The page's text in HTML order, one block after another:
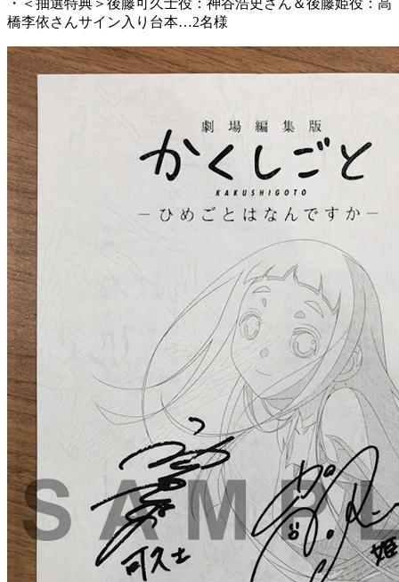
・＜抽選特典＞後藤可久士役：神谷浩史さん＆後藤姫役：高
橋李依さんサイン入り台本…2名様